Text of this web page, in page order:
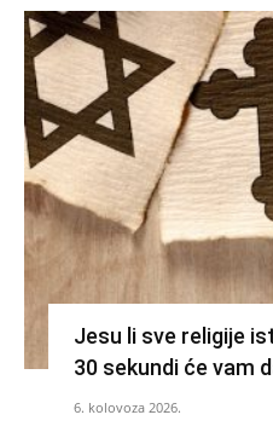
Jesu li sve religije
30 sekundi će vam
6. kolovoza 2026.